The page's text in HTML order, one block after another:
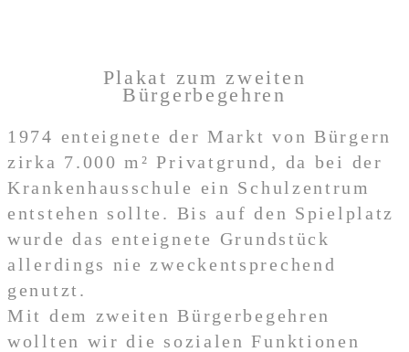
Plakat zum zweiten
Bürgerbegehren
1974 enteignete der Markt von Bürgern
zirka 7.000 m² Privatgrund, da bei der
Krankenhausschule ein Schulzentrum
entstehen sollte. Bis auf den Spielplatz
wurde das enteignete Grundstück
allerdings nie zweckentsprechend
genutzt.
Mit dem zweiten Bürgerbegehren
wollten wir die sozialen Funktionen